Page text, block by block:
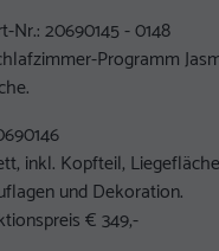
Nr.:20690145 - 0148
Programm
inkl. Kopfteil,
und Dekoration.
€ 349,-